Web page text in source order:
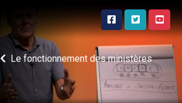
Le fonctionnement des ministères